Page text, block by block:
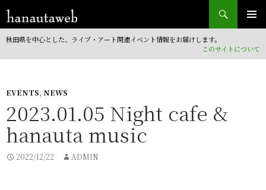
検索
コンテンツへ移動
秋田県を中心とした、ライブ・アート関連イベント情報をお届けします。
このサイトについて
EVENTS, NEWS
2023.01.05 Night cafe &
hanauta music
2022/12/22 ADMIN